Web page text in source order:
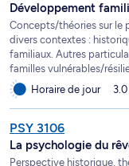
Développement
Concepts/théories sur le
divers contextes :
familiaux. Autres
familles vulnérables/
Horaire de jour
PSY 3106
La psychologie du
Perspective historique,